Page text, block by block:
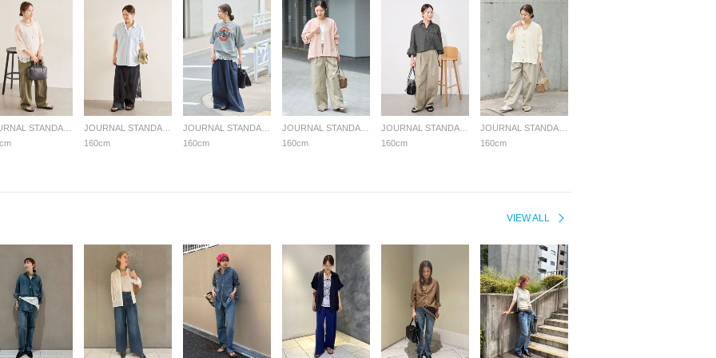
160cm
160cm
160cm
160cm
160cm
VIEW ALL